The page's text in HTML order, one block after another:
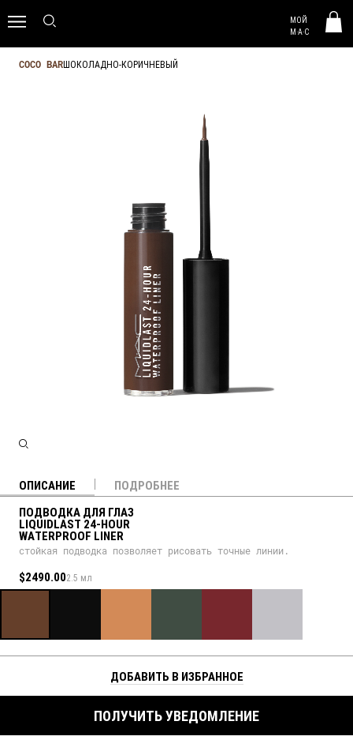
МОЙ
M·A·C
COCO BARШОКОЛАДНО-КОРИЧНЕВЫЙ
ОПИСАНИЕ
ПОДРОБНЕЕ
ПОДВОДКА ДЛЯ ГЛАЗ
LIQUIDLAST 24-HOUR
WATERPROOF LINER
стойкая подводка позволяет рисовать точные линии.
$2490.002.5 мл
ДОБАВИТЬ В ИЗБРАННОЕ
ПОЛУЧИТЬ УВЕДОМЛЕНИЕ